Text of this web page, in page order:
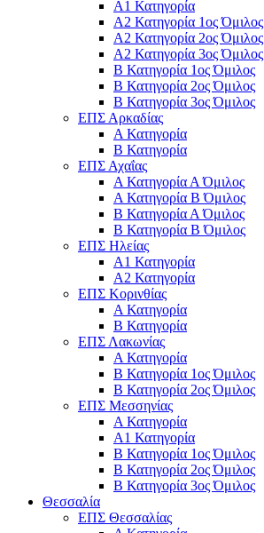
Α1 Κατηγορία
Α2 Κατηγορία 1ος Όμιλος
Α2 Κατηγορία 2ος Όμιλος
Α2 Κατηγορία 3ος Όμιλος
Β Κατηγορία 1ος Όμιλος
Β Κατηγορία 2ος Όμιλος
Β Κατηγορία 3ος Όμιλος
ΕΠΣ Αρκαδίας
Α Κατηγορία
Β Κατηγορία
ΕΠΣ Αχαΐας
Α Κατηγορία Α Όμιλος
Α Κατηγορία Β Όμιλος
Β Κατηγορία Α Όμιλος
Β Κατηγορία Β Όμιλος
ΕΠΣ Ηλείας
Α1 Κατηγορία
Α2 Κατηγορία
ΕΠΣ Κορινθίας
Α Κατηγορία
Β Κατηγορία
ΕΠΣ Λακωνίας
Α Κατηγορία
Β Κατηγορία 1ος Όμιλος
Β Κατηγορία 2ος Όμιλος
ΕΠΣ Μεσσηνίας
Α Κατηγορία
Α1 Κατηγορία
Β Κατηγορία 1ος Όμιλος
Β Κατηγορία 2ος Όμιλος
Β Κατηγορία 3ος Όμιλος
Θεσσαλία
ΕΠΣ Θεσσαλίας